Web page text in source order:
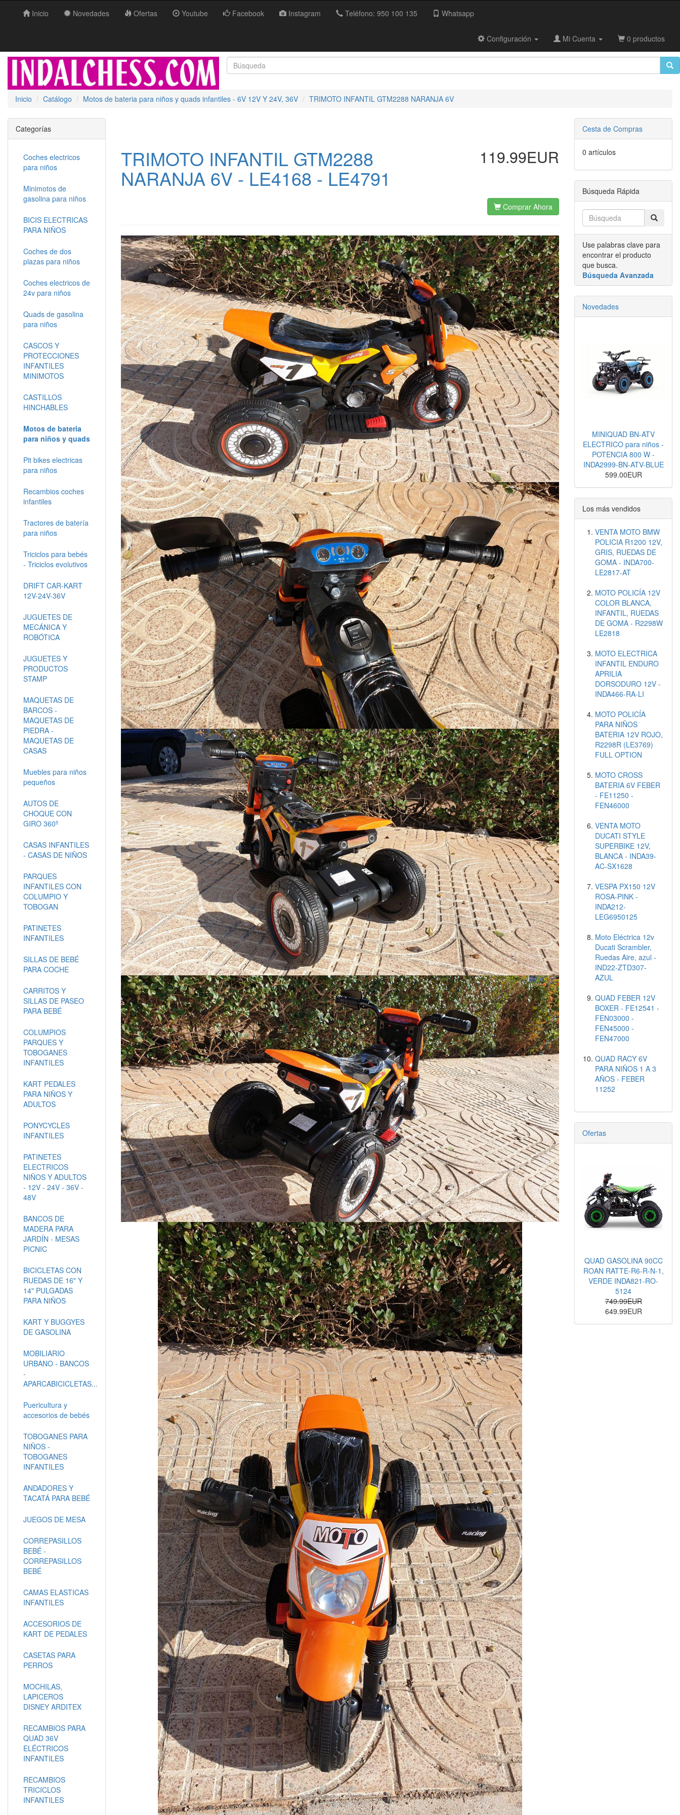
Inicio Novedades Ofertas Youtube Facebook Instagram Teléfono: 950 100 135 Whatsapp
Configuración Mi Cuenta 0 productos
Inicio Catálogo Motos de bateria para niños y quads infantiles - 6V 12V Y 24V, 36V TRIMOTO INFANTIL GTM2288 NARANJA 6V
TRIMOTO INFANTIL GTM2288
NARANJA 6V - LE4168 - LE4791
119.99EUR
Comprar Ahora
Categorías
Coches electricos
para niños
Minimotos de
gasolina para niños
BICIS ELECTRICAS
PARA NIÑOS
Coches de dos
plazas para niños
Coches electricos de
24v para niños
Quads de gasolina
para niños
CASCOS Y
PROTECCIONES
INFANTILES
MINIMOTOS
CASTILLOS
HINCHABLES
Motos de bateria
para niños y quads
Pit bikes electricas
para niños
Recambios coches
infantiles
Tractores de batería
para niños
Triciclos para bebés
- Triciclos evolutivos
DRIFT CAR-KART
12V-24V-36V
JUGUETES DE
MECÁNICA Y
ROBÓTICA
JUGUETES Y
PRODUCTOS
STAMP
MAQUETAS DE
BARCOS -
MAQUETAS DE
PIEDRA -
MAQUETAS DE
CASAS
Muebles para niños
pequeños
AUTOS DE
CHOQUE CON
GIRO 360º
CASAS INFANTILES
- CASAS DE NIÑOS
PARQUES
INFANTILES CON
COLUMPIO Y
TOBOGAN
PATINETES
INFANTILES
SILLAS DE BEBÉ
PARA COCHE
CARRITOS Y
SILLAS DE PASEO
PARA BEBÉ
COLUMPIOS
PARQUES Y
TOBOGANES
INFANTILES
KART PEDALES
PARA NIÑOS Y
ADULTOS
PONYCYCLES
INFANTILES
PATINETES
ELECTRICOS
NIÑOS Y ADULTOS
- 12V - 24V - 36V -
48V
BANCOS DE
MADERA PARA
JARDÍN - MESAS
PICNIC
BICICLETAS CON
RUEDAS DE 16" Y
14" PULGADAS
PARA NIÑOS
KART Y BUGGYES
DE GASOLINA
MOBILIARIO
URBANO - BANCOS
-
APARCABICICLETAS...
Puericultura y
accesorios de bebés
TOBOGANES PARA
NIÑOS -
TOBOGANES
INFANTILES
ANDADORES Y
TACATÁ PARA BEBÉ
JUEGOS DE MESA
CORREPASILLOS
BEBÉ -
CORREPASILLOS
BEBÉ
CAMAS ELASTICAS
INFANTILES
ACCESORIOS DE
KART DE PEDALES
CASETAS PARA
PERROS
MOCHILAS,
LAPICEROS
DISNEY ARDITEX
RECAMBIOS PARA
QUAD 36V
ELÉCTRICOS
INFANTILES
RECAMBIOS
TRICICLOS
INFANTILES
Cesta de Compras
0 artículos
Búsqueda Rápida
Use palabras clave para
encontrar el producto
que busca.
Búsqueda Avanzada
Novedades
MINIQUAD BN-ATV
ELECTRICO para niños -
POTENCIA 800 W -
INDA2999-BN-ATV-BLUE
599.00EUR
Los más vendidos
VENTA MOTO BMW
POLICIA R1200 12V,
GRIS, RUEDAS DE
GOMA - INDA700-
LE2817-AT
MOTO POLICÍA 12V
COLOR BLANCA,
INFANTIL, RUEDAS
DE GOMA - R2298W
LE2818
MOTO ELECTRICA
INFANTIL ENDURO
APRILIA
DORSODURO 12V -
INDA466-RA-LI
MOTO POLICÍA
PARA NIÑOS
BATERIA 12V ROJO,
R2298R (LE3769)
FULL OPTION
MOTO CROSS
BATERIA 6V FEBER
- FE11250 -
FEN46000
VENTA MOTO
DUCATI STYLE
SUPERBIKE 12V,
BLANCA - INDA39-
AC-SX1628
VESPA PX150 12V
ROSA-PINK -
INDA212-
LEG6950125
Moto Eléctrica 12v
Ducati Scrambler,
Ruedas Aire, azul -
IND22-ZTD307-
AZUL
QUAD FEBER 12V
BOXER - FE12541 -
FEN03000 -
FEN45000 -
FEN47000
QUAD RACY 6V
PARA NIÑOS 1 A 3
AÑOS - FEBER
11252
Ofertas
QUAD GASOLINA 90CC
ROAN RATTE-R6-R-N-1,
VERDE INDA821-RO-
5124
749.99EUR
649.99EUR